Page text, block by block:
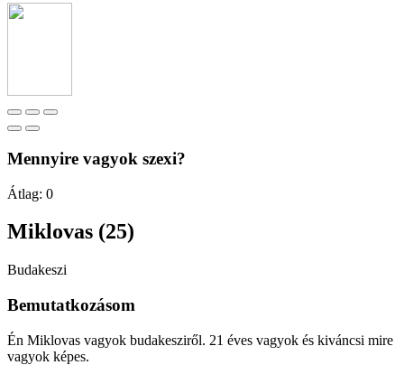
Mennyire vagyok szexi?
Átlag: 0
Miklovas (25)
Budakeszi
Bemutatkozásom
Én Miklovas vagyok budakesziről. 21 éves vagyok és kiváncsi mire
vagyok képes.